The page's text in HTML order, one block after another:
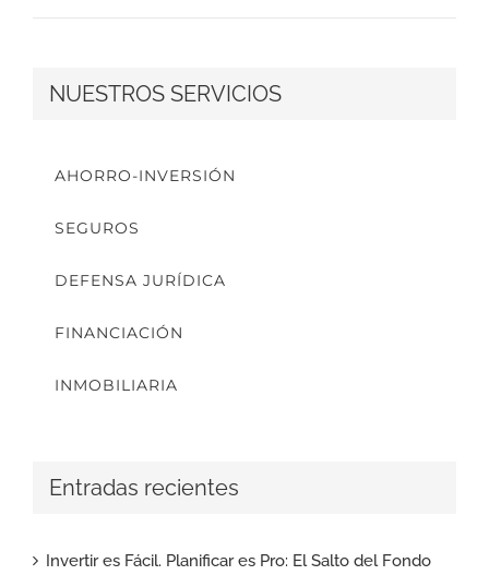
NUESTROS SERVICIOS
AHORRO-INVERSIÓN
SEGUROS
DEFENSA JURÍDICA
FINANCIACIÓN
INMOBILIARIA
Entradas recientes
Invertir es Fácil. Planificar es Pro: El Salto del Fondo